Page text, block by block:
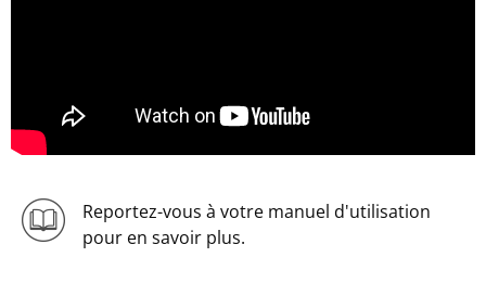
Reportez-vous à votre manuel d'utilisation
pour en savoir plus.